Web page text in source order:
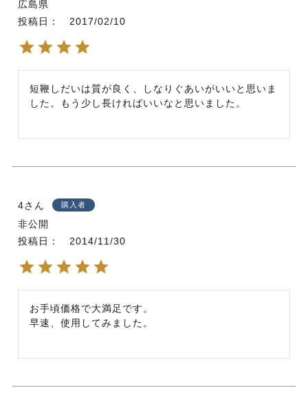
広島県
投稿日
2017/02/10
短鞭しだいは質が良く、しなりぐあいがいいと思いま
した。もう少し長ければいいなと思いました。
4 購入者
非公開
投稿日
2014/11/30
お手頃価格で大満足です。
早速、使用してみました。